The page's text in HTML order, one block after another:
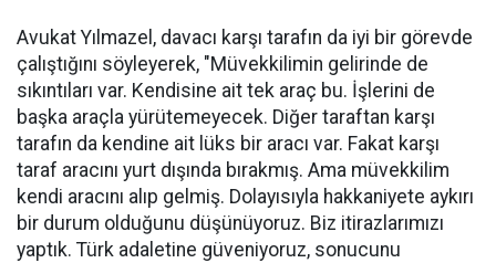
Avukat Yılmazel, davacı karşı tarafın da iyi bir görevde
çalıştığını söyleyerek, "Müvekkilimin gelirinde de
sıkıntıları var. Kendisine ait tek araç bu. İşlerini de
başka araçla yürütemeyecek. Diğer taraftan karşı
tarafın da kendine ait lüks bir aracı var. Fakat karşı
taraf aracını yurt dışında bırakmış. Ama müvekkilim
kendi aracını alıp gelmiş. Dolayısıyla hakkaniyete aykırı
bir durum olduğunu düşünüyoruz. Biz itirazlarımızı
yaptık. Türk adaletine güveniyoruz, sonucunu